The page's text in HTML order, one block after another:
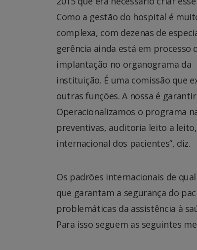
Como a gestão do hospital é
complexa, com dezenas de
gerência ainda está em processo
implantação no organograma da
instituição. É uma comissão que
outras funções. A nossa é
Operacionalizamos o programa
preventivas, auditoria leito a
internacional dos pacientes”, diz.
​​​​​​Os padrões internacionais de
que garantam a segurança do
problemáticas da assistência à
Para isso seguem as seguintes